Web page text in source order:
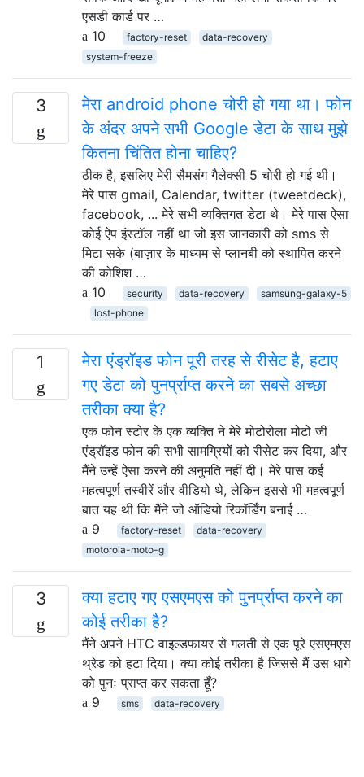
एसडी कार्ड पर …
10
factory-reset
data-recovery
system-freeze
3
मेरा android phone चोरी हो गया था। फोन
के अंदर अपने सभी Google डेटा के साथ मुझे
कितना चिंतित होना चाहिए?
ठीक है, इसलिए मेरी सैमसंग गैलेक्सी 5 चोरी हो गई थी।
मेरे पास gmail, Calendar, twitter (tweetdeck),
facebook, ... मेरे सभी व्यक्तिगत डेटा थे। मेरे पास ऐसा
कोई ऐप इंस्टॉल नहीं था जो इस जानकारी को sms से
मिटा सके (बाज़ार के माध्यम से प्लानबी को स्थापित करने
की कोशिश …
10
security data-recovery
samsung-galaxy-5
lost-phone
1
मेरा एंड्रॉइड फोन पूरी तरह से रीसेट है, हटाए
गए डेटा को पुनर्प्राप्त करने का सबसे अच्छा
तरीका क्या है?
एक फोन स्टोर के एक व्यक्ति ने मेरे मोटोरोला मोटो जी
एंड्रॉइड फोन की सभी सामग्रियों को रीसेट कर दिया, और
मैंने उन्हें ऐसा करने की अनुमति नहीं दी। मेरे पास कई
महत्वपूर्ण तस्वीरें और वीडियो थे, लेकिन इससे भी महत्वपूर्ण
बात यह थी कि मैंने जो ऑडियो रिकॉर्डिंग बनाई …
9
factory-reset
data-recovery
motorola-moto-g
3
क्या हटाए गए एसएमएस को पुनर्प्राप्त करने का
कोई तरीका है?
मैंने अपने HTC वाइल्डफायर से गलती से एक पूरे एसएमएस
थ्रेड को हटा दिया। क्या कोई तरीका है जिससे मैं उस धागे
को पुनः प्राप्त कर सकता हूँ?
9
sms data-recovery